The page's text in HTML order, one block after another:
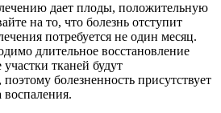
дает плоды, положительную
на то, что болезнь отступит
потребуется не один месяц.
длительное восстановление
тканей будут
поэтому болезненность присутствует
воспаления.